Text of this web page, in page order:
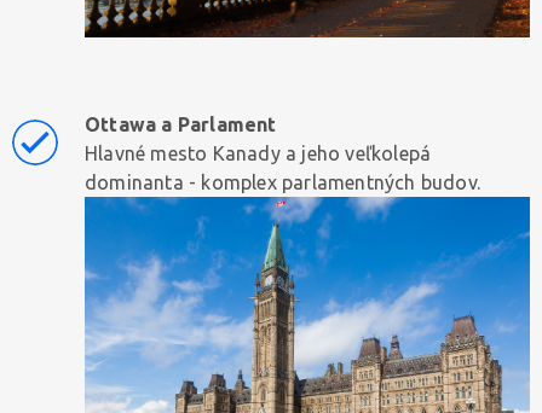
Ottawa a Parlament
Hlavné mesto Kanady a jeho veľkolepá
dominanta - komplex parlamentných budov.